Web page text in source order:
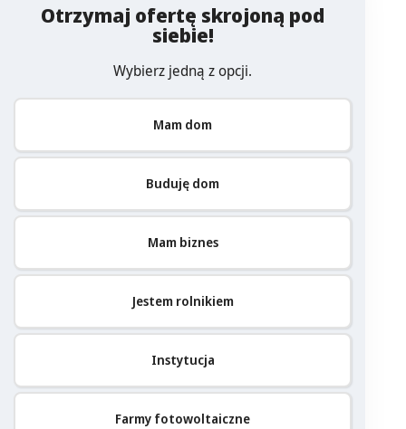
Otrzymaj ofertę skrojoną pod
siebie!
Wybierz jedną z opcji.
Mam dom
Buduję dom
Mam biznes
Jestem rolnikiem
Instytucja
Farmy fotowoltaiczne